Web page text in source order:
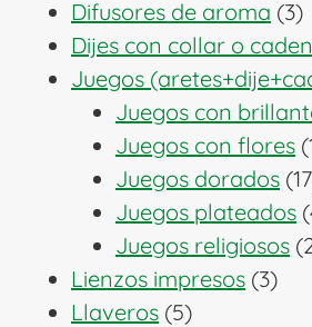
producto
Difusores de aroma 33
Dijes con collar o
Juegos
Juegos con
Juegos con flores
Juegos dorados 17
Juegos plateados
Juegos religiosos
Lienzos impresos 33
Llaveros 55